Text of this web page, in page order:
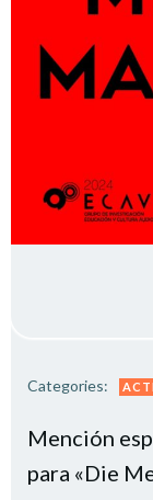
Categories:
Mención
para «Die